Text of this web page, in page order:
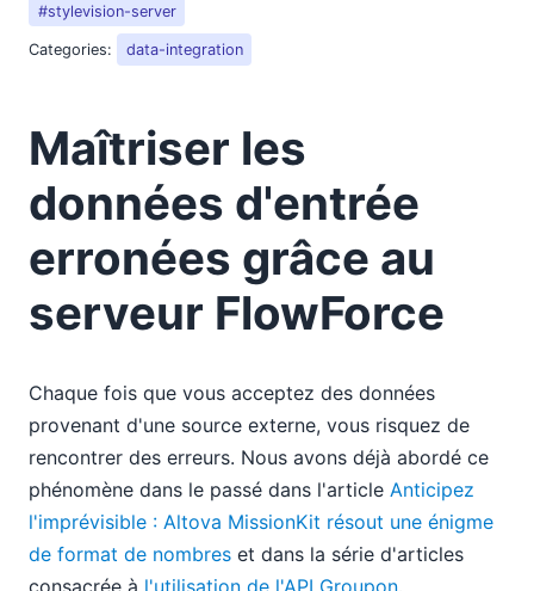
#stylevision-server
Categories: data-integration
Maîtriser les
données d'entrée
erronées grâce au
serveur FlowForce
Chaque fois que vous acceptez des données
provenant d'une source externe, vous risquez de
rencontrer des erreurs. Nous avons déjà abordé ce
phénomène dans le passé dans l'article Anticipez
l'imprévisible : Altova MissionKit résout une énigme
de format de nombres et dans la série d'articles
consacrée à l'utilisation de l'API Groupon.